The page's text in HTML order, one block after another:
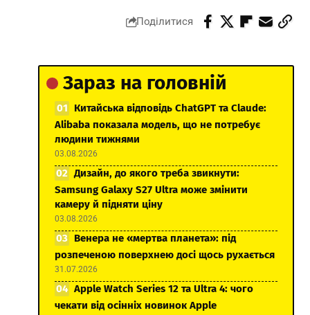
Поділитися
Зараз на головній
Китайська відповідь ChatGPT та Claude:
Alibaba показала модель, що не потребує
людини тижнями
03.08.2026
Дизайн, до якого треба звикнути:
Samsung Galaxy S27 Ultra може змінити
камеру й підняти ціну
03.08.2026
Венера не «мертва планета»: під
розпеченою поверхнею досі щось рухається
31.07.2026
Apple Watch Series 12 та Ultra 4: чого
чекати від осінніх новинок Apple